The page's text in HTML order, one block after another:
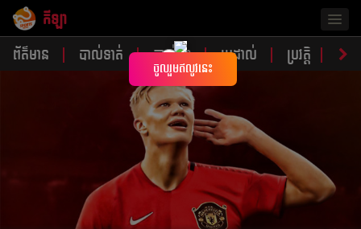
កីឡា
ព័ត៌មាន បាល់ទាត់ បាល់ទះ ប្រដាល់ ប្រវត្តិ​​ វិភា
×
ចូលរួមឥលូវនេះ